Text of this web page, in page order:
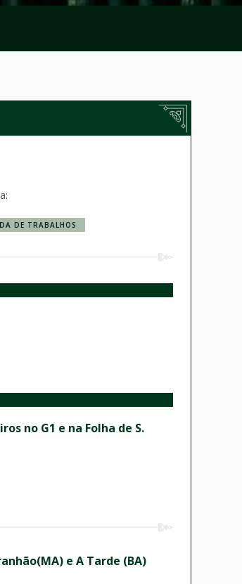
DE TRABALHOS
no G1 e na Folha de S.
e A Tarde (BA)